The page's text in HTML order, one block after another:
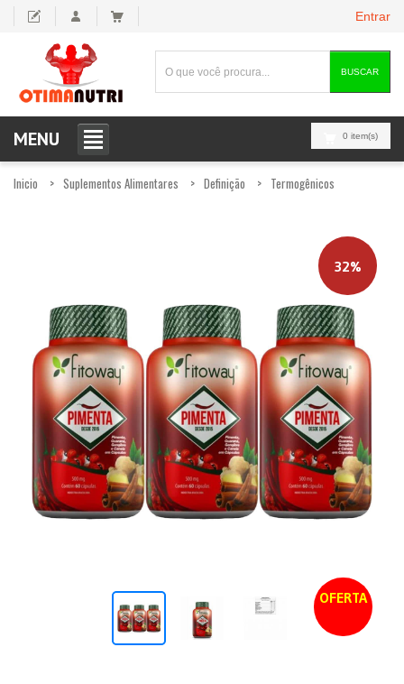
Entrar
BUSCAR
0 item(s)
MENU
Inicio Suplementos Alimentares Definição Termogênicos
32%
OFERTA